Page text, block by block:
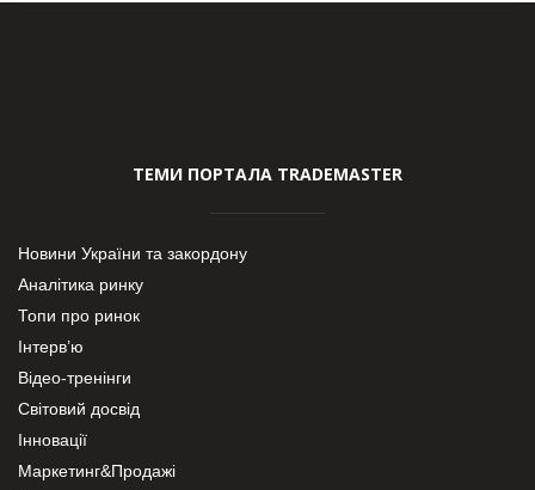
ТЕМИ ПОРТАЛА TRADEMASTER
Новини України та закордону
Аналітика ринку
Топи про ринок
Інтерв’ю
Відео-тренінги
Світовий досвід
Інновації
Маркетинг&Продажі